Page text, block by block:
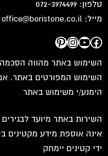
טלפון: 072-3974499
מייל: office@boristone.co.il
Facebook
YouTube
Instagram
Pinterest
השימוש באתר מהווה הסכמה
השימוש המפורטים באתר.
הימנע/י משימוש באתר
אינה אוספת מידע מקטינים
ידי קטינים יימחק